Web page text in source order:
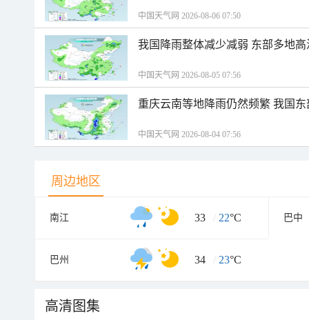
中国天气网 2026-08-06 07:50
我国降雨整体减少减弱 东部多地
中国天气网 2026-08-05 07:56
重庆云南等地降雨仍然频繁 我国
中国天气网 2026-08-04 07:56
周边地区
南江 33 / 22°C 巴中
巴州 34 / 23°C
高清图集